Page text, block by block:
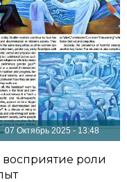
07 Октябрь 2025 - 13:48
роли